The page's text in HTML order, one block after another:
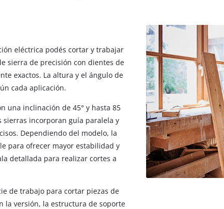
eléctrica podés cortar y trabajar
sierra de precisión con dientes de
exactos. La altura y el ángulo de
cada aplicación.
una inclinación de 45° y hasta 85
sierras incorporan guía paralela y
Dependiendo del modelo, la
para ofrecer mayor estabilidad y
detallada para realizar cortes a
de trabajo para cortar piezas de
la versión, la estructura de soporte